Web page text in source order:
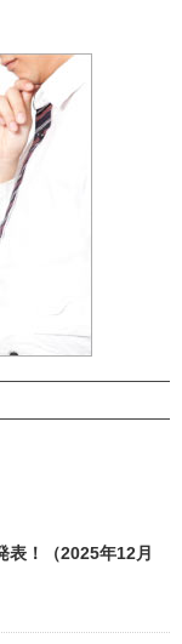
表！（2025年12月